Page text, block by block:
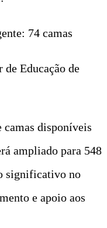
74 camas
de Educação de
disponíveis
ampliado para 548
significativo no
e apoio aos